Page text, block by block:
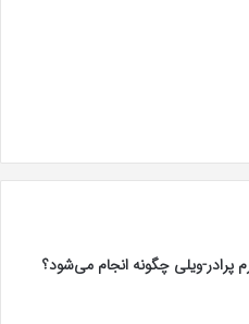
ویلی چگونه انجام می‌شود؟